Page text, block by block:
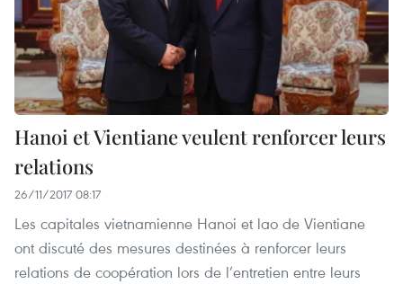
Hanoi et Vientiane veulent renforcer leurs
relations
26/11/2017 08:17
Les capitales vietnamienne Hanoi et lao de Vientiane
ont discuté des mesures destinées à renforcer leurs
relations de coopération lors de l’entretien entre leurs